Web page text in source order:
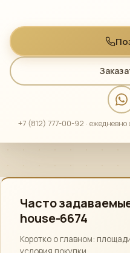
+7 (812) 777-00-92 ·
Часто
house-6674
Коротко о главном: